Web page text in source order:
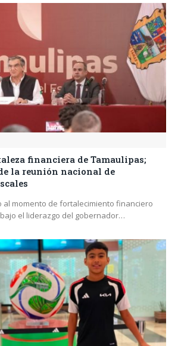
financiera de Tamaulipas;
la reunión nacional de
al momento de fortalecimiento financiero
el liderazgo del gobernador…